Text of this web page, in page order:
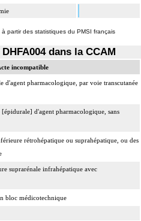
partir des statistiques du PMSI français
dans la CCAM
incompatible
d'agent pharmacologique, par voie transcutanée
d'agent pharmacologique, sans
rétrohépatique ou suprahépatique, ou des
suprarénale infrahépatique avec
bloc médicotechnique